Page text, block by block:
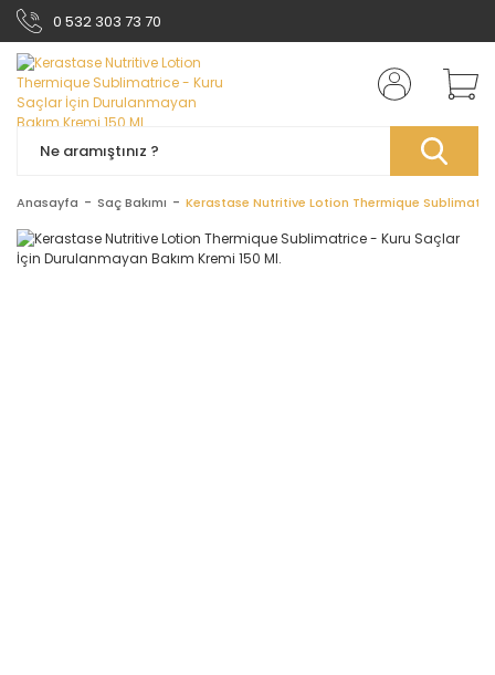
0 532 303 73 70
Anasayfa Saç Bakımı Kerastase Nutritive Lotion Thermique